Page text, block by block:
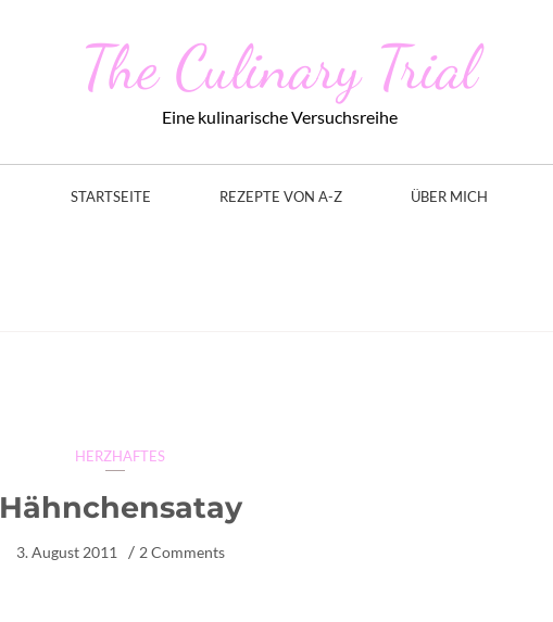
The Culinary Trial
Eine kulinarische Versuchsreihe
STARTSEITE REZEPTE VON A-Z ÜBER MICH
HERZHAFTES
Hähnchensatay
3. August 2011 2 Comments